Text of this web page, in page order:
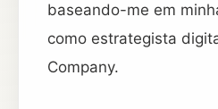
baseando-me em
como estrategista
Company.